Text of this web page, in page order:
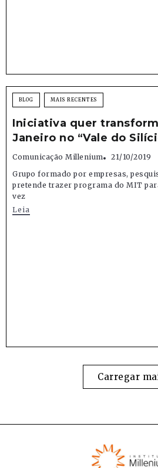
BLOG MAIS RECENTES
Iniciativa quer
Janeiro no “Vale do
Comunicação Millenium
21/10/2019
Grupo formado por empresas,
pretende trazer programa do MIT
vez
Leia
Carregar